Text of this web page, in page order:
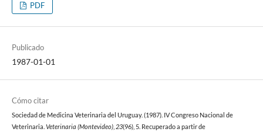
PDF
Publicado
1987-01-01
Cómo citar
Sociedad de Medicina Veterinaria del Uruguay. (1987). IV Congreso Nacional de
Veterinaria. Veterinaria (Montevideo), 23(96), 5. Recuperado a partir de